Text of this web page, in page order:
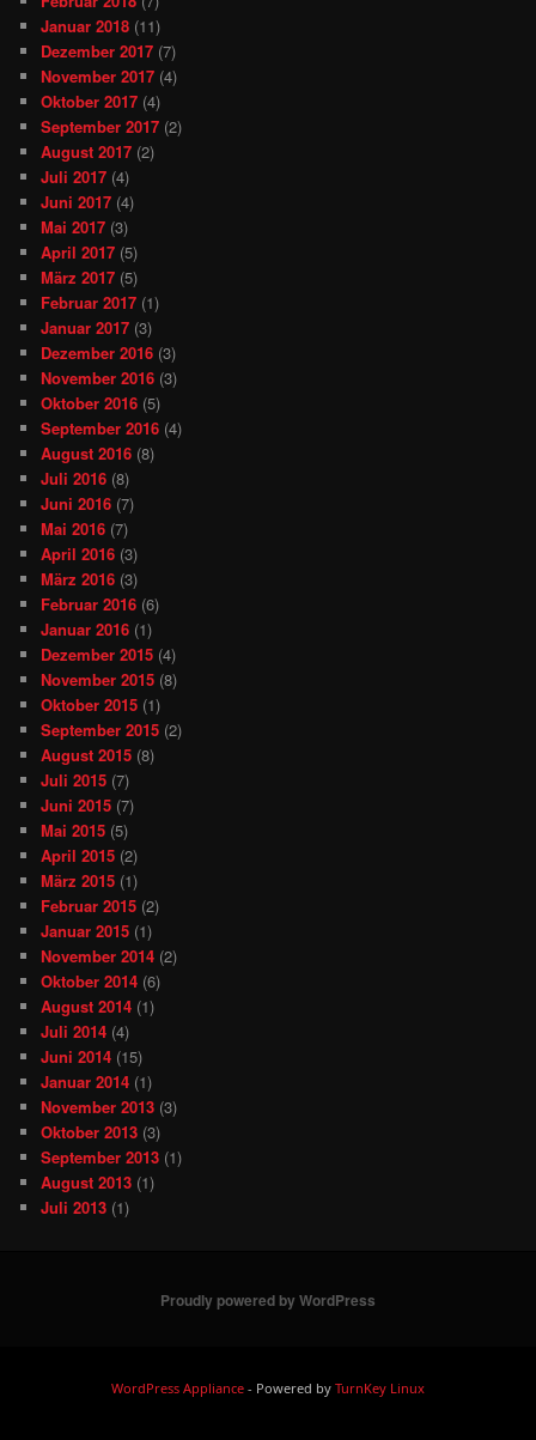
Januar 2018 (11)
Dezember 2017 (7)
November 2017 (4)
Oktober 2017 (4)
September 2017 (2)
August 2017 (2)
Juli 2017 (4)
Juni 2017 (4)
Mai 2017 (3)
April 2017 (5)
März 2017 (5)
Februar 2017 (1)
Januar 2017 (3)
Dezember 2016 (3)
November 2016 (3)
Oktober 2016 (5)
September 2016 (4)
August 2016 (8)
Juli 2016 (8)
Juni 2016 (7)
Mai 2016 (7)
April 2016 (3)
März 2016 (3)
Februar 2016 (6)
Januar 2016 (1)
Dezember 2015 (4)
November 2015 (8)
Oktober 2015 (1)
September 2015 (2)
August 2015 (8)
Juli 2015 (7)
Juni 2015 (7)
Mai 2015 (5)
April 2015 (2)
März 2015 (1)
Februar 2015 (2)
Januar 2015 (1)
November 2014 (2)
Oktober 2014 (6)
August 2014 (1)
Juli 2014 (4)
Juni 2014 (15)
Januar 2014 (1)
November 2013 (3)
Oktober 2013 (3)
September 2013 (1)
August 2013 (1)
Juli 2013 (1)
Proudly powered by WordPress
WordPress Appliance - Powered by TurnKey Linux